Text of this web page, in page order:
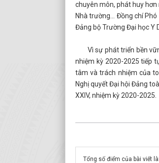
chuyên môn, phát huy
Nhà trường... Đồng chí
Đảng bộ Trường Đại học Y
Vì sự phát triển bền
nhiệm kỳ 2020-2025 tiếp
tâm và trách nhiệm của
Nghị quyết Đại hội Đảng
XXIV, nhiệm kỳ 2020-2025.
Tổng số điểm của bài viết